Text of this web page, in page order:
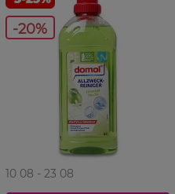
-20%
10 08 - 23 08